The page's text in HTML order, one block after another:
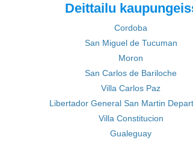
Deittailu
Cordoba
San Miguel de Tucuman
Moron
San Carlos de Bariloche
Villa Carlos Paz
Libertador General San Martin
Villa Constitucion
Gualeguay